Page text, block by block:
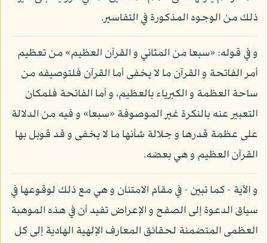
ذلك من الوجوه المذكورة في التفاسير.
و في قوله: «سبعا من المثاني و القرآن العظيم» من تعظيم
أمر الفاتحة و القرآن ما لا يخفى أما القرآن فلتوصيفه من
ساحة العظمة و الكبرياء بالعظيم، و أما الفاتحة فلمكان
التعبير عنه بالنكرة غير الموصوفة «سبعا» و فيه من الدلالة
على عظمة قدرها و جلالة شأنها ما لا يخفى و قد قوبل بها
القرآن العظيم و هي بعضه.
و الآية - كما تبين - في مقام الامتنان و هي مع ذلك لوقوعها في
سياق الدعوة إلى الصفح و الإعراض تفيد أن في هذه الموهبة
العظمى المتضمنة لحقائق المعارف الإلهية الهادية إلى كل